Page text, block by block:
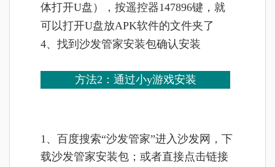
体打开U盘），按遥控器147896键，就
可以打开U盘放APK软件的文件夹了
4、找到沙发管家安装包确认安装
方法2： 通过小y游戏安装
1、 百度搜索“沙发管家”进入沙发网，下
载沙发管家安装包；或者直接点击链接